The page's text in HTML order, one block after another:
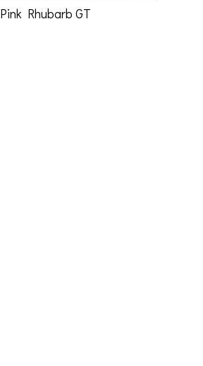
Pink Rhubarb GT